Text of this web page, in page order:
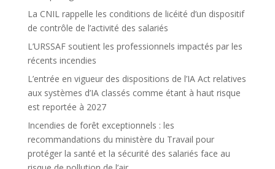
La CNIL rappelle les conditions de licéité d’un dispositif
de contrôle de l’activité des salariés
L’URSSAF soutient les professionnels impactés par les
récents incendies
L’entrée en vigueur des dispositions de l’IA Act relatives
aux systèmes d’IA classés comme étant à haut risque
est reportée à 2027
Incendies de forêt exceptionnels : les
recommandations du ministère du Travail pour
protéger la santé et la sécurité des salariés face au